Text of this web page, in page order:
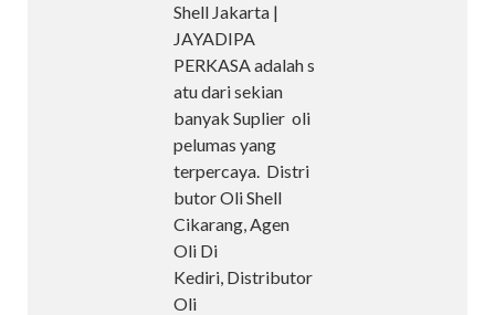
Shell Jakarta |
JAYADIPA
PERKASA adalah s
atu dari sekian
banyak Suplier oli
pelumas yang
terpercaya. Distri
butor Oli Shell
Cikarang, Agen
Oli Di
Kediri, Distributor
Oli